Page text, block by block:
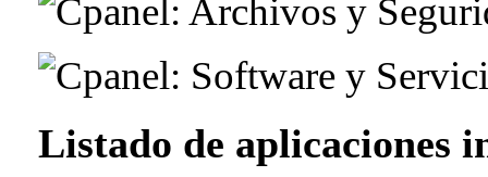
Listado de aplicaciones